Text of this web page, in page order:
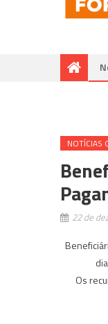
NOTÍ­CIAS
22 de
Os